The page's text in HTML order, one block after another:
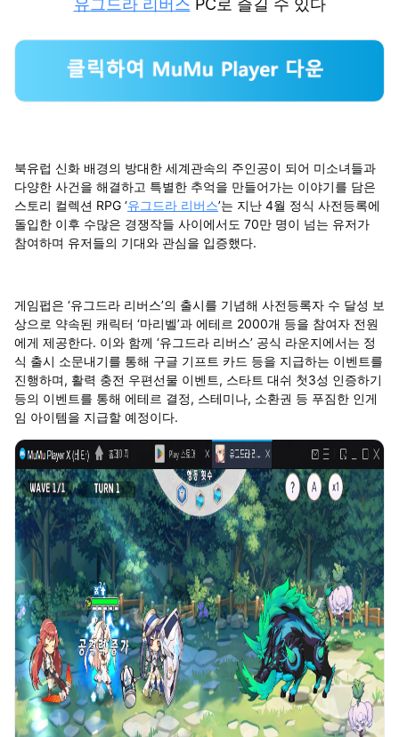
유그드라 리버스 PC로 즐길 수 있다
북유럽 신화 배경의 방대한 세계관속의 주인공이 되어 미소녀들과
다양한 사건을 해결하고 특별한 추억을 만들어가는 이야기를 담은
스토리 컬렉션 RPG ‘유그드라 리버스’는 지난 4월 정식 사전등록에
돌입한 이후 수많은 경쟁작들 사이에서도 70만 명이 넘는 유저가
참여하며 유저들의 기대와 관심을 입증했다.
게임펍은 ‘유그드라 리버스’의 출시를 기념해 사전등록자 수 달성 보
상으로 약속된 캐릭터 ‘마리벨’과 에테르 2000개 등을 참여자 전원
에게 제공한다. 이와 함께 ‘유그드라 리버스’ 공식 라운지에서는 정
식 출시 소문내기를 통해 구글 기프트 카드 등을 지급하는 이벤트를
진행하며, 활력 충전 우편선물 이벤트, 스타트 대쉬 첫3성 인증하기
등의 이벤트를 통해 에테르 결정, 스테미나, 소환권 등 푸짐한 인게
임 아이템을 지급할 예정이다.